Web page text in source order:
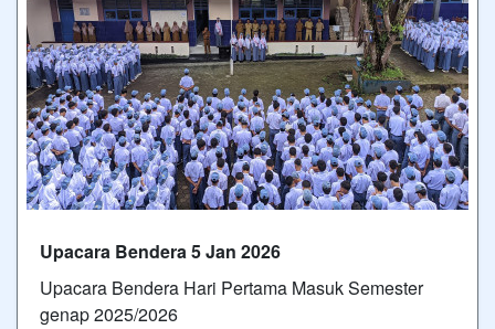
Upacara Bendera 5 Jan 2026
Upacara Bendera Hari Pertama Masuk Semester
genap 2025/2026